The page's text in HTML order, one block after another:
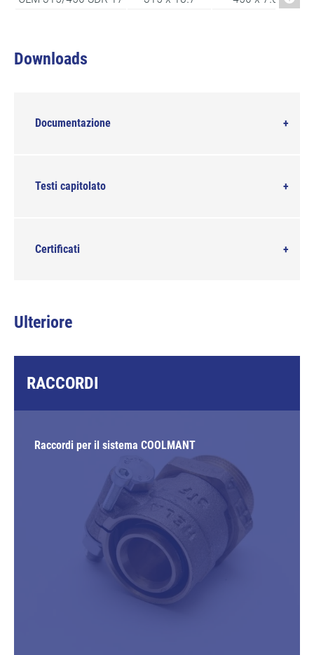
Downloads
Documentazione
Testi capitolato
Certificati
Ulteriore
RACCORDI
Raccordi per il sistema COOLMANT